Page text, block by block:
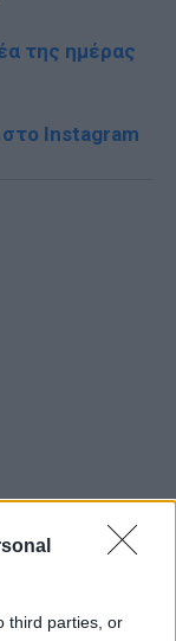
third parties, or
της ημέρας
Instagram